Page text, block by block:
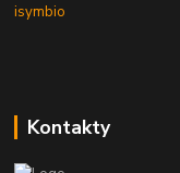
isymbio
Kontakty